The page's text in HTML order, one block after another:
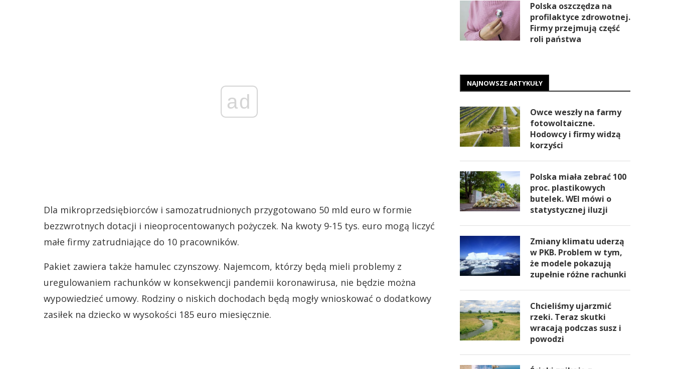
ad
Dla mikroprzedsiębiorców i samozatrudnionych przygotowano 50 mld euro w formie
bezzwrotnych dotacji i nieoprocentowanych pożyczek. Na kwoty 9-15 tys. euro mogą liczyć
małe firmy zatrudniające do 10 pracowników.
Pakiet zawiera także hamulec czynszowy. Najemcom, którzy będą mieli problemy z
uregulowaniem rachunków w konsekwencji pandemii koronawirusa, nie będzie można
wypowiedzieć umowy. Rodziny o niskich dochodach będą mogły wnioskować o dodatkowy
zasiłek na dziecko w wysokości 185 euro miesięcznie.
Polska oszczędza na
profilaktyce zdrowotnej.
Firmy przejmują część
roli państwa
NAJNOWSZE ARTYKUŁY
Owce weszły na farmy
fotowoltaiczne.
Hodowcy i firmy widzą
korzyści
Polska miała zebrać 100
proc. plastikowych
butelek. WEI mówi o
statystycznej iluzji
Zmiany klimatu uderzą
w PKB. Problem w tym,
że modele pokazują
zupełnie różne rachunki
Chcieliśmy ujarzmić
rzeki. Teraz skutki
wracają podczas susz i
powodzi